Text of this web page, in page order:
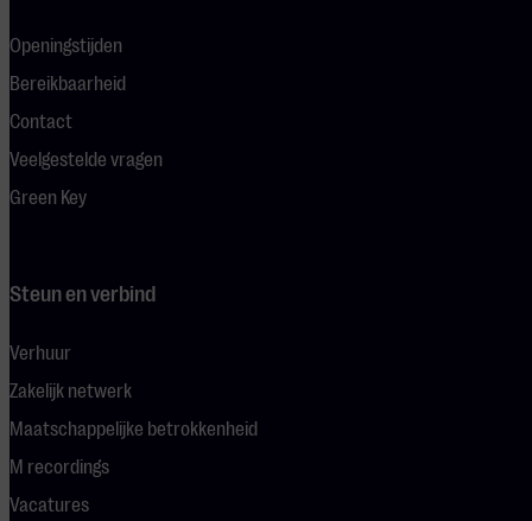
Openingstijden
Bereikbaarheid
Contact
Veelgestelde vragen
Green Key
Steun en verbind
Verhuur
Zakelijk netwerk
Maatschappelijke betrokkenheid
M recordings
Vacatures